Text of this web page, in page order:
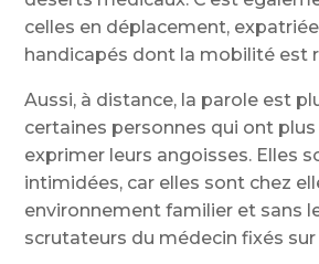
celles en déplacement,
handicapés dont la mobilité est
Aussi, à distance, la parole est
certaines personnes qui ont
exprimer leurs angoisses. Elles
intimidées, car elles sont chez
environnement familier et sans
scrutateurs du médecin fixés sur